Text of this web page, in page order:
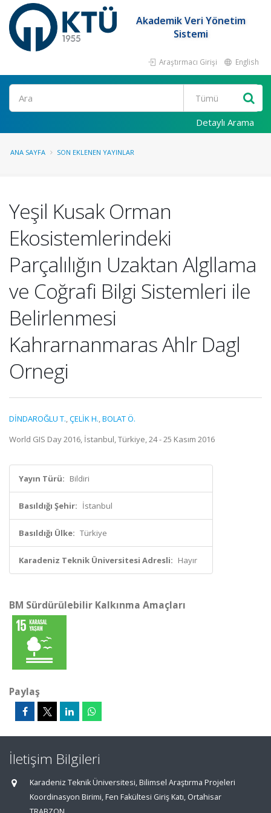
Akademik Veri Yönetim
Sistemi
Araştırmacı Girişi English
Ara
Detaylı Arama
ANA SAYFA SON EKLENEN YAYINLAR
Yeşil Kusak Orman
Ekosistemlerindeki
Parçalılığın Uzaktan Algllama
ve Coğrafi Bilgi Sistemleri ile
Belirlenmesi
Kahrarnanmaras Ahlr Dagl
Ornegi
DİNDAROĞLU T.,ÇELİK H.,BOLAT Ö.
World GIS Day 2016, İstanbul, Türkiye, 24 - 25 Kasım 2016
Yayın Türü: Bildiri
Basıldığı Şehir: İstanbul
Basıldığı Ülke: Türkiye
Karadeniz Teknik Üniversitesi Adresli: Hayır
BM Sürdürülebilir Kalkınma Amaçları
Paylaş
İletişim Bilgileri
Karadeniz Teknik Üniversitesi, Bilimsel Araştırma Projeleri
Koordinasyon Birimi, Fen Fakültesi Giriş Katı, Ortahisar